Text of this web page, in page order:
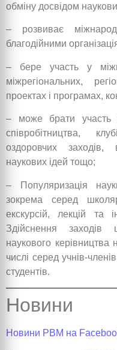
обміну досвідом
– розвиває
благодійними
– бере участь у
міжрегіональних,
проектах і програмах,
– може брати участь у
співробітництва,
оздоровчих заходів,
наукових ідей тощо;
– Популяризація
зокрема серед
екскурсій, лекцій та
Здійснення
наукового
числі серед учнів-
студентів.
Новини
Новини РВМ на